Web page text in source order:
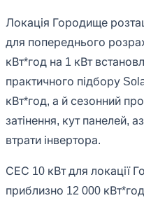
Локація Городище
для попереднього
кВт*год на 1 кВт
практичного підбору
кВт*год, а й сезонний
затінення, кут панелей,
втрати інвертора.
СЕС 10 кВт для локації
приблизно 12 000